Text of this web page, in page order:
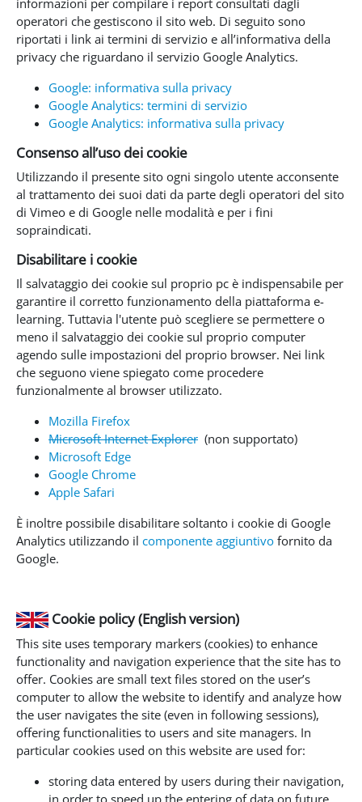
operatori che gestiscono il sito web. Di seguito sono
riportati i link ai termini di servizio e all’informativa della
privacy che riguardano il servizio Google Analytics.
Google: informativa sulla privacy
Google Analytics: termini di servizio
Google Analytics: informativa sulla privacy
Consenso all’uso dei cookie
Utilizzando il presente sito ogni singolo utente acconsente
al trattamento dei suoi dati da parte degli operatori del sito
di Vimeo e di Google nelle modalità e per i fini
sopraindicati.
Disabilitare i cookie
Il salvataggio dei cookie sul proprio pc è indispensabile per
garantire il corretto funzionamento della piattaforma e-
learning. Tuttavia l'utente può scegliere se permettere o
meno il salvataggio dei cookie sul proprio computer
agendo sulle impostazioni del proprio browser. Nei link
che seguono viene spiegato come procedere
funzionalmente al browser utilizzato.
Mozilla Firefox
Microsoft Internet Explorer (non supportato)
Microsoft Edge
Google Chrome
Apple Safari
È inoltre possibile disabilitare soltanto i cookie di Google
Analytics utilizzando il componente aggiuntivo fornito da
Google.
Cookie policy (English version)
This site uses temporary markers (cookies) to enhance
functionality and navigation experience that the site has to
offer. Cookies are small text files stored on the user’s
computer to allow the website to identify and analyze how
the user navigates the site (even in following sessions),
offering functionalities to users and site managers. In
particular cookies used on this website are used for:
storing data entered by users during their navigation,